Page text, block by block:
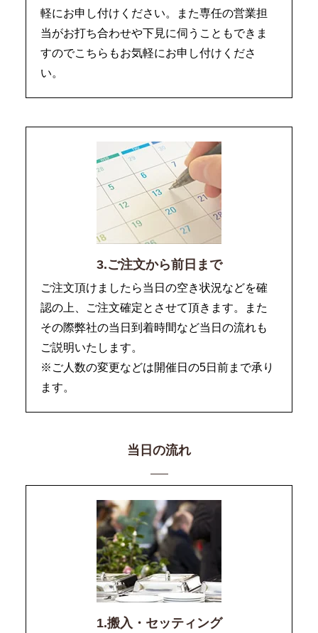
軽にお申し付けください。また専任の営業担
当がお打ち合わせや下見に伺うこともできま
すのでこちらもお気軽にお申し付けくださ
い。
3.ご注文から前日まで
ご注文頂けましたら当日の空き状況などを確
認の上、ご注文確定とさせて頂きます。また
その際弊社の当日到着時間など当日の流れも
ご説明いたします。
※ご人数の変更などは開催日の5日前まで承り
ます。
当日の流れ
1.搬入・セッティング